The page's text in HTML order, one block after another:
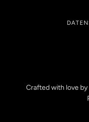
Crafted with love